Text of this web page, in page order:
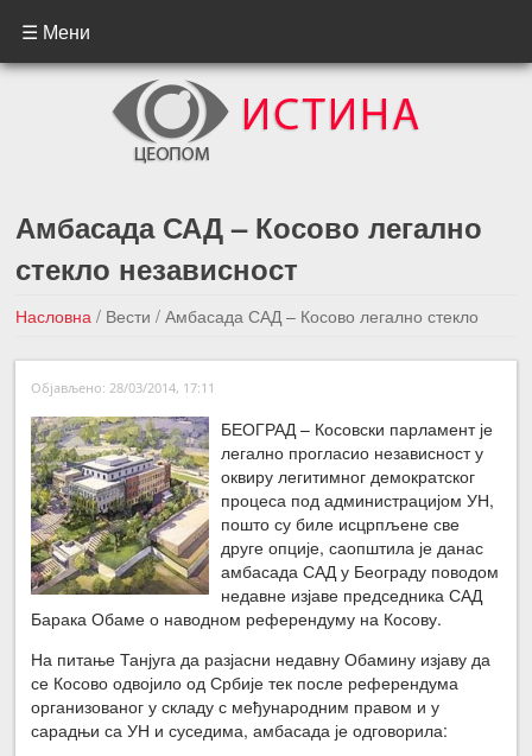
☰ Мени
Амбасада САД – Косово легално
стекло независност
Насловна / Вести/ Амбасада САД – Косово легално стекло
независност
←Претходна вест
Објављено: 28/03/2014, 17:11
БЕОГРАД – Косовски парламент је
легално прогласио независност у
оквиру легитимног демократског
процеса под администрацијом УН,
пошто су биле исцрпљене све
друге опције, саопштила је данас
амбасада САД у Београду поводом
недавне изјаве председника САД
Барака Обаме о наводном референдуму на Косову.
На питање Танјуга да разјасни недавну Обамину изјаву да
се Косово одвојило од Србије тек после референдума
организованог у складу с међународним правом и у
сарадњи са УН и суседима, амбасада је одговорила: